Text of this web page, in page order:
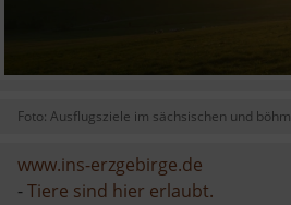
Foto: Ausflugsziele im sächsischen und
www.ins-erzgebirge.de
-Tiere sind hier erlaubt.